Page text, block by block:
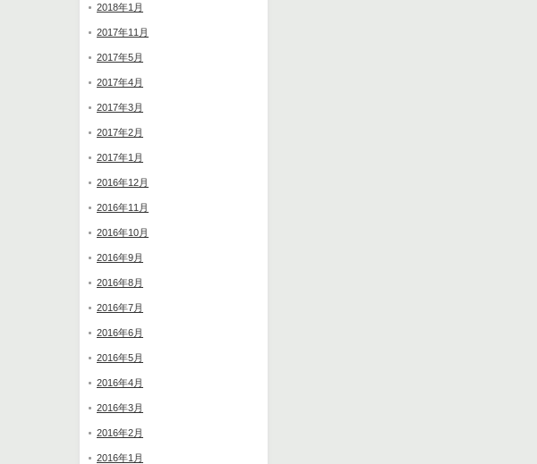
2018年1月
2017年11月
2017年5月
2017年4月
2017年3月
2017年2月
2017年1月
2016年12月
2016年11月
2016年10月
2016年9月
2016年8月
2016年7月
2016年6月
2016年5月
2016年4月
2016年3月
2016年2月
2016年1月